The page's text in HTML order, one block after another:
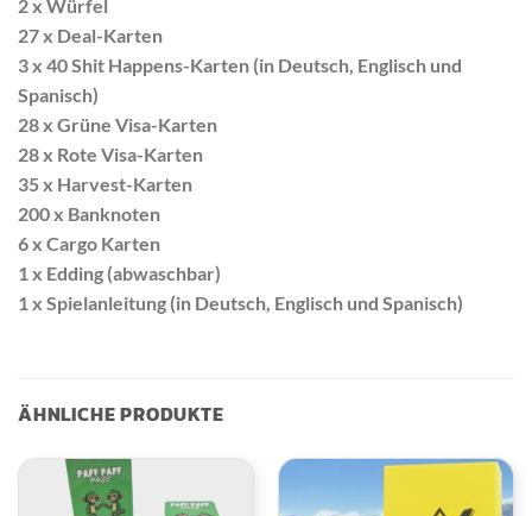
2 x Würfel
27 x Deal-Karten
3 x 40 Shit Happens-Karten (in Deutsch, Englisch und
Spanisch)
28 x Grüne Visa-Karten
28 x Rote Visa-Karten
35 x Harvest-Karten
200 x Banknoten
6 x Cargo Karten
1 x Edding (abwaschbar)
1 x Spielanleitung (in Deutsch, Englisch und Spanisch)
ÄHNLICHE PRODUKTE